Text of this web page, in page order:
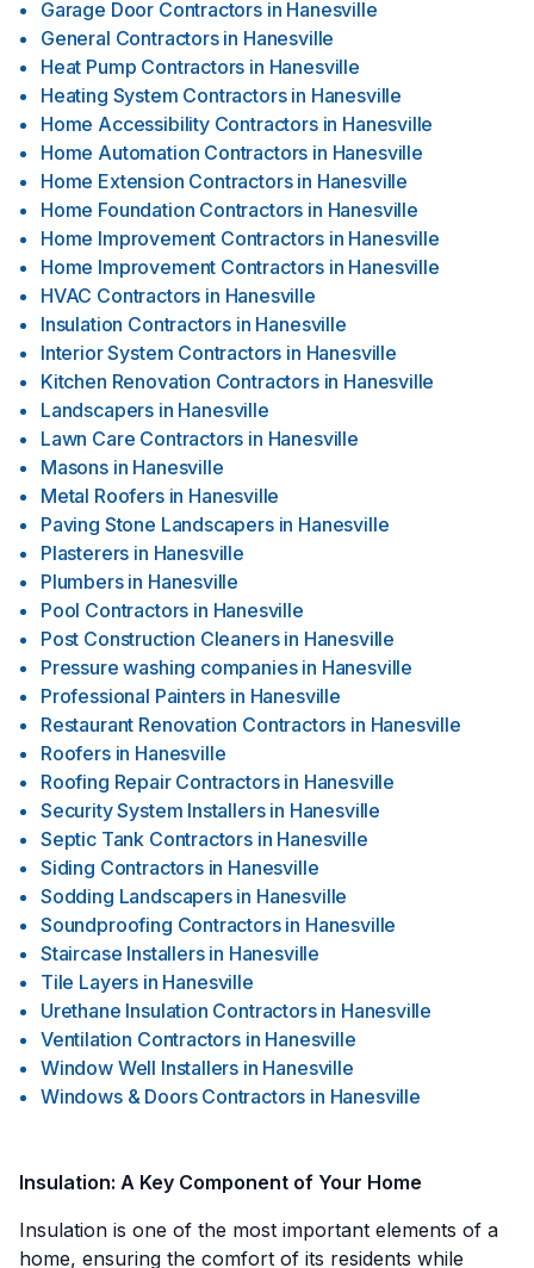
Garage Door Contractors in Hanesville
General Contractors in Hanesville
Heat Pump Contractors in Hanesville
Heating System Contractors in Hanesville
Home Accessibility Contractors in Hanesville
Home Automation Contractors in Hanesville
Home Extension Contractors in Hanesville
Home Foundation Contractors in Hanesville
Home Improvement Contractors in Hanesville
Home Improvement Contractors in Hanesville
HVAC Contractors in Hanesville
Insulation Contractors in Hanesville
Interior System Contractors in Hanesville
Kitchen Renovation Contractors in Hanesville
Landscapers in Hanesville
Lawn Care Contractors in Hanesville
Masons in Hanesville
Metal Roofers in Hanesville
Paving Stone Landscapers in Hanesville
Plasterers in Hanesville
Plumbers in Hanesville
Pool Contractors in Hanesville
Post Construction Cleaners in Hanesville
Pressure washing companies in Hanesville
Professional Painters in Hanesville
Restaurant Renovation Contractors in Hanesville
Roofers in Hanesville
Roofing Repair Contractors in Hanesville
Security System Installers in Hanesville
Septic Tank Contractors in Hanesville
Siding Contractors in Hanesville
Sodding Landscapers in Hanesville
Soundproofing Contractors in Hanesville
Staircase Installers in Hanesville
Tile Layers in Hanesville
Urethane Insulation Contractors in Hanesville
Ventilation Contractors in Hanesville
Window Well Installers in Hanesville
Windows & Doors Contractors in Hanesville
Insulation: A Key Component of Your Home
Insulation is one of the most important elements of a
home, ensuring the comfort of its residents while